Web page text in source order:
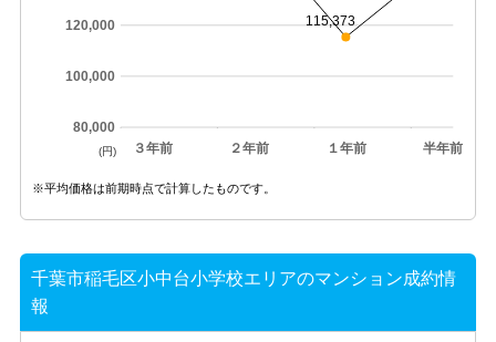
３年前 ２年前 １年前 半年前
80,000
100,000
120,000 115,373
(円)
※平均価格は前期時点で計算したものです。
千葉市稲毛区小中台小学校エリアのマンション成約情
報